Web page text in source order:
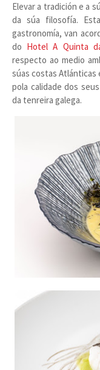
Elevar a tradición e a
da súa filosofía.
gastronomía, van
do Hotel A Quinta
respecto ao medio
súas costas Atlánticas
pola calidade dos
da tenreira galega.